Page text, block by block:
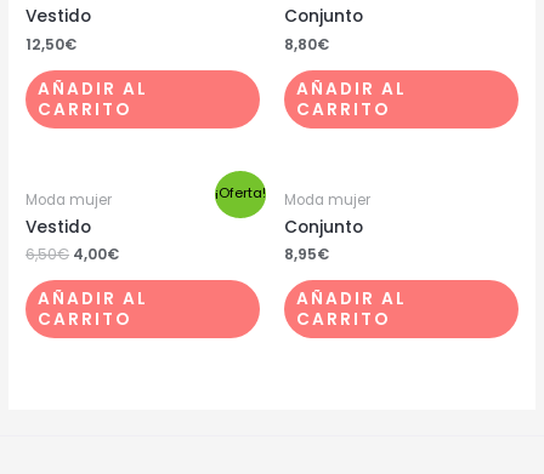
Vestido
12,50€
AÑADIR AL
CARRITO
Conjunto
8,80€
AÑADIR AL
CARRITO
¡Oferta!
Moda mujer
Vestido
6,50€ 4,00€
AÑADIR AL
CARRITO
Moda mujer
Conjunto
8,95€
AÑADIR AL
CARRITO